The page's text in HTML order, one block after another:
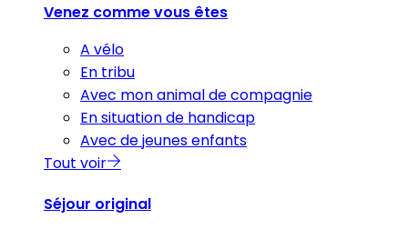
Venez comme vous êtes
A vélo
En tribu
Avec mon animal de compagnie
En situation de handicap
Avec de jeunes enfants
Tout voir
Séjour original